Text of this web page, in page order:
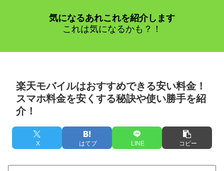
気になるあれこれを紹介します
これは気になるかも？！
楽天モバイルはおすすめできる安い料金！
スマホ料金を安くする秘訣や使い勝手を紹
介！
X はてブ LINE コピー